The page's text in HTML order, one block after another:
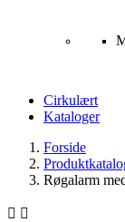
Cirkulært
Kataloger
Forside
Røgalarm
 